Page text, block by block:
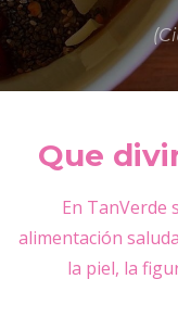
Que
En TanVerde
alimentación
la piel, la